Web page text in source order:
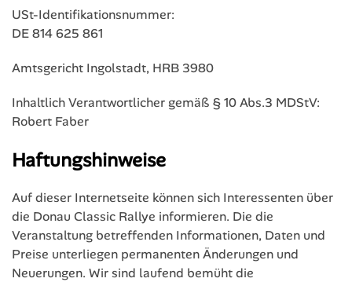
USt-Identifikationsnummer:
DE 814 625 861
Amtsgericht Ingolstadt, HRB 3980
Inhaltlich Verantwortlicher gemäß § 10 Abs.3 MDStV:
Robert Faber
Haftungshinweise
Auf dieser Internetseite können sich Interessenten über
die Donau Classic Rallye informieren. Die die
Veranstaltung betreffenden Informationen, Daten und
Preise unterliegen permanenten Änderungen und
Neuerungen. Wir sind laufend bemüht die